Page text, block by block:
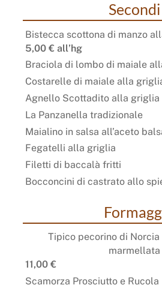
Secondi
Bistecca scottona di manzo
5,00 € all’hg
Braciola di lombo di maiale
Costarelle di maiale alla
Agnello Scottadito alla griglia
La Panzanella tradizionale
Maialino in salsa all’aceto
Fegatelli alla griglia
Filetti di baccalà fritti
Bocconcini di castrato allo
Tipico pecorino di
marmellata
11,00 €
Scamorza Prosciutto e Rucola